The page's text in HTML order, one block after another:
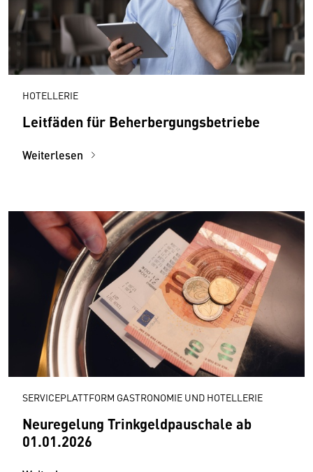
HOTELLERIE
Leitfäden für Beherbergungsbetriebe
Weiterlesen
SERVICEPLATTFORM GASTRONOMIE UND HOTELLERIE
Neuregelung Trinkgeldpauschale ab
01.01.2026